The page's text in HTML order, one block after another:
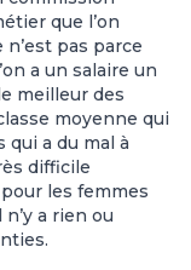
que l’on
pas parce
a un salaire un
meilleur des
moyenne qui
qui a du mal à
difficile
les femmes
a rien ou